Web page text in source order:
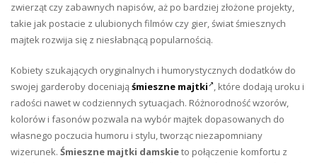
zwierząt czy zabawnych napisów, aż po bardziej złożone projekty,
takie jak postacie z ulubionych filmów czy gier, świat śmiesznych
majtek rozwija się z niesłabnącą popularnością.
Kobiety szukających oryginalnych i humorystycznych dodatków do
swojej garderoby doceniająśmieszne majtki , które dodają uroku i
radości nawet w codziennych sytuacjach. Różnorodność wzorów,
kolorów i fasonów pozwala na wybór majtek dopasowanych do
własnego poczucia humoru i stylu, tworząc niezapomniany
wizerunek. Śmieszne majtki damskieto połączenie komfortu z